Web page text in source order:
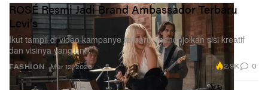
FASHION
ROSÉ Resmi Jadi Brand Ambassador Terbaru
Levi's
Ikut tampil di video kampanye terbaru, menonjolkan sisi kreatif
dan visinya yang unik.
Mar 12, 2026 2.9K 0